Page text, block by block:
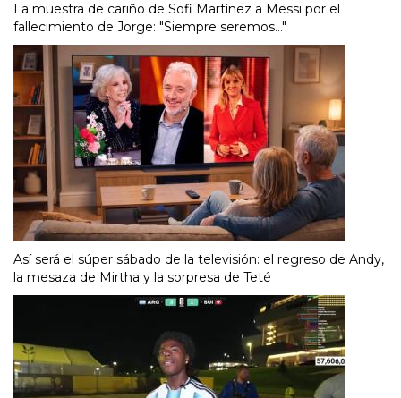
La muestra de cariño de Sofi Martínez a Messi por el
fallecimiento de Jorge: "Siempre seremos..."
Así será el súper sábado de la televisión: el regreso de Andy,
la mesaza de Mirtha y la sorpresa de Teté